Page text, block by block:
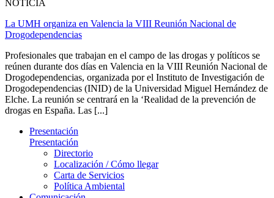
NOTICIA
La UMH organiza en Valencia la VIII Reunión Nacional de
Drogodependencias
Profesionales que trabajan en el campo de las drogas y políticos se
reúnen durante dos días en Valencia en la VIII Reunión Nacional de
Drogodependencias, organizada por el Instituto de Investigación de
Drogodependencias (INID) de la Universidad Miguel Hernández de
Elche. La reunión se centrará en la ‘Realidad de la prevención de
drogas en España. Las [...]
Presentación
Presentación
Directorio
Localización / Cómo llegar
Carta de Servicios
Política Ambiental